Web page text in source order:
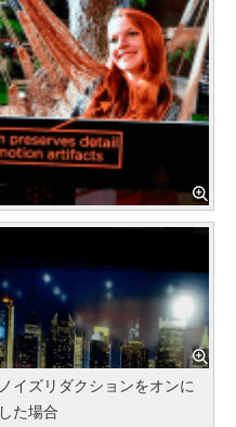
ノイズリダクションをオンに
した場合